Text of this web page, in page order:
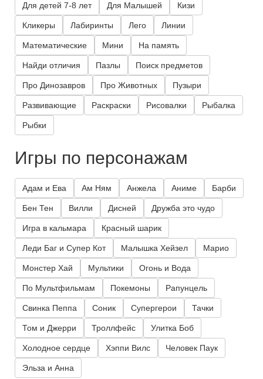
Для детей 7-8 лет Для Малышей Кизи
Кликеры Лабиринты Лего Линии
Математические Мини На память
Найди отличия Пазлы Поиск предметов
Про Динозавров Про Животных Пузыри
Развивающие Раскраски Рисовалки Рыбалка
Рыбки
Игры по персонажам
Адам и Ева Ам Ням Анжела Аниме Барби
Бен Тен Вилли Дисней Дружба это чудо
Игра в кальмара Красный шарик
Леди Баг и Супер Кот Малышка Хейзел Марио
Монстер Хай Мультики Огонь и Вода
По Мультфильмам Покемоны Рапунцель
Свинка Пеппа Соник Супергерои Тачки
Том и Джерри Троллфейс Улитка Боб
Холодное сердце Хэппи Вилс Человек Паук
Эльза и Анна